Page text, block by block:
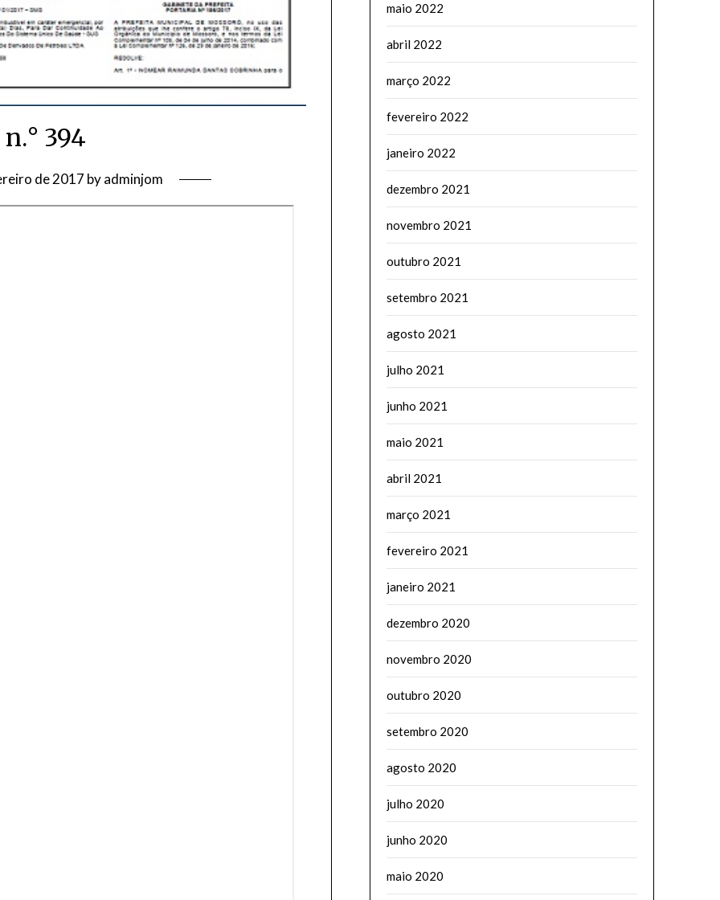
n.° 394
de 2017 byadminjom
maio 2022
abril 2022
março 2022
fevereiro 2022
janeiro 2022
dezembro 2021
novembro 2021
outubro 2021
setembro 2021
agosto 2021
julho 2021
junho 2021
maio 2021
abril 2021
março 2021
fevereiro 2021
janeiro 2021
dezembro 2020
novembro 2020
outubro 2020
setembro 2020
agosto 2020
julho 2020
junho 2020
maio 2020